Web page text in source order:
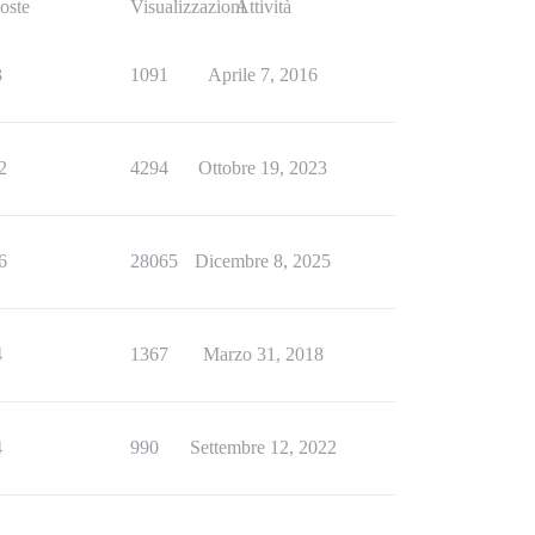
VisualizzazioniAttività
1091 Aprile 7, 2016
4294 Ottobre 19, 2023
28065 Dicembre 8, 2025
1367 Marzo 31, 2018
990 Settembre 12, 2022